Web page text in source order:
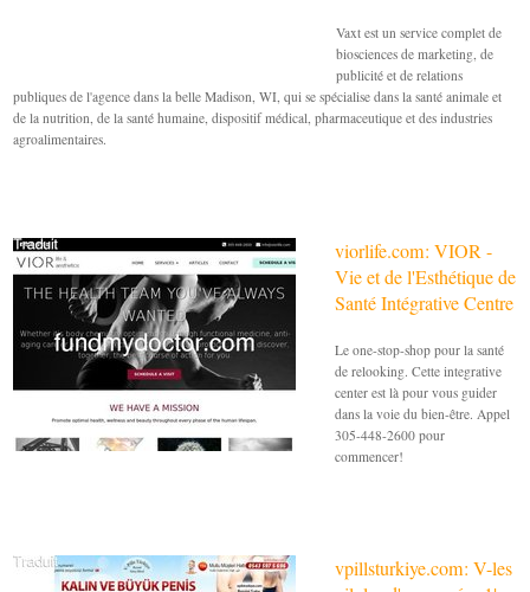
Vaxt est un service complet de
biosciences de marketing, de
publicité et de relations
publiques de l'agence dans la belle Madison, WI, qui se spécialise dans la santé animale et
de la nutrition, de la santé humaine, dispositif médical, pharmaceutique et des industries
agroalimentaires.
viorlife.com: VIOR -
Vie et de l'Esthétique de
Santé Intégrative Centre
Le one-stop-shop pour la santé
de relooking. Cette integrative
center est là pour vous guider
dans la voie du bien-être. Appel
305-448-2600 pour
commencer!
vpillsturkiye.com: V-les